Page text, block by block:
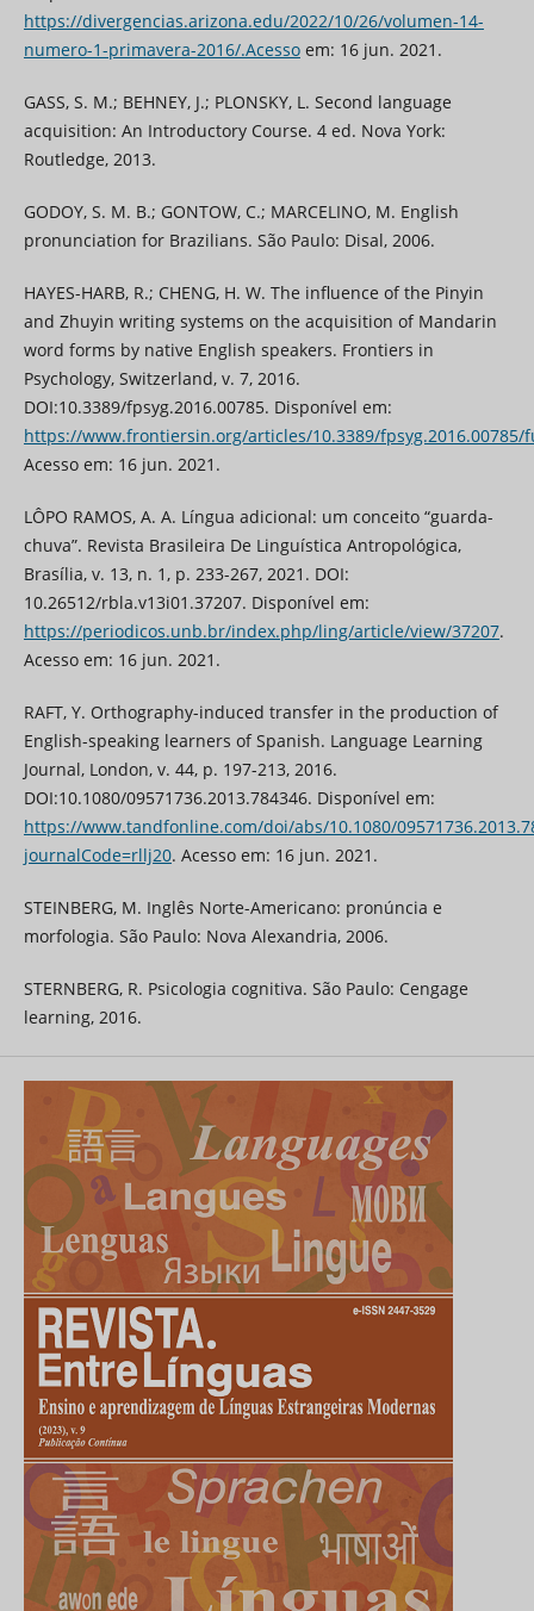
https://divergencias.arizona.edu/2022/10/26/volumen-14-
numero-1-primavera-2016/.Acessoem: 16 jun. 2021.
GASS, S. M.; BEHNEY, J.; PLONSKY, L. Second language
acquisition: An Introductory Course. 4 ed. Nova York:
Routledge, 2013.
GODOY, S. M. B.; GONTOW, C.; MARCELINO, M. English
pronunciation for Brazilians. São Paulo: Disal, 2006.
HAYES-HARB, R.; CHENG, H. W. The influence of the Pinyin
and Zhuyin writing systems on the acquisition of Mandarin
word forms by native English speakers. Frontiers in
Psychology, Switzerland, v. 7, 2016.
DOI:10.3389/fpsyg.2016.00785. Disponível em:
https://www.frontiersin.org/articles/10.3389/fpsyg.2016.00785/
Acesso em: 16 jun. 2021.
LÔPO RAMOS, A. A. Língua adicional: um conceito “guarda-
chuva”. Revista Brasileira De Linguística Antropológica,
Brasília, v. 13, n. 1, p. 233-267, 2021. DOI:
10.26512/rbla.v13i01.37207. Disponível em:
https://periodicos.unb.br/index.php/ling/article/view/37207.
Acesso em: 16 jun. 2021.
RAFT, Y. Orthography-induced transfer in the production of
English-speaking learners of Spanish. Language Learning
Journal, London, v. 44, p. 197-213, 2016.
DOI:10.1080/09571736.2013.784346. Disponível em:
https://www.tandfonline.com/doi/abs/10.1080/
journalCode=rllj20. Acesso em: 16 jun. 2021.
STEINBERG, M. Inglês Norte-Americano: pronúncia e
morfologia. São Paulo: Nova Alexandria, 2006.
STERNBERG, R. Psicologia cognitiva. São Paulo: Cengage
learning, 2016.